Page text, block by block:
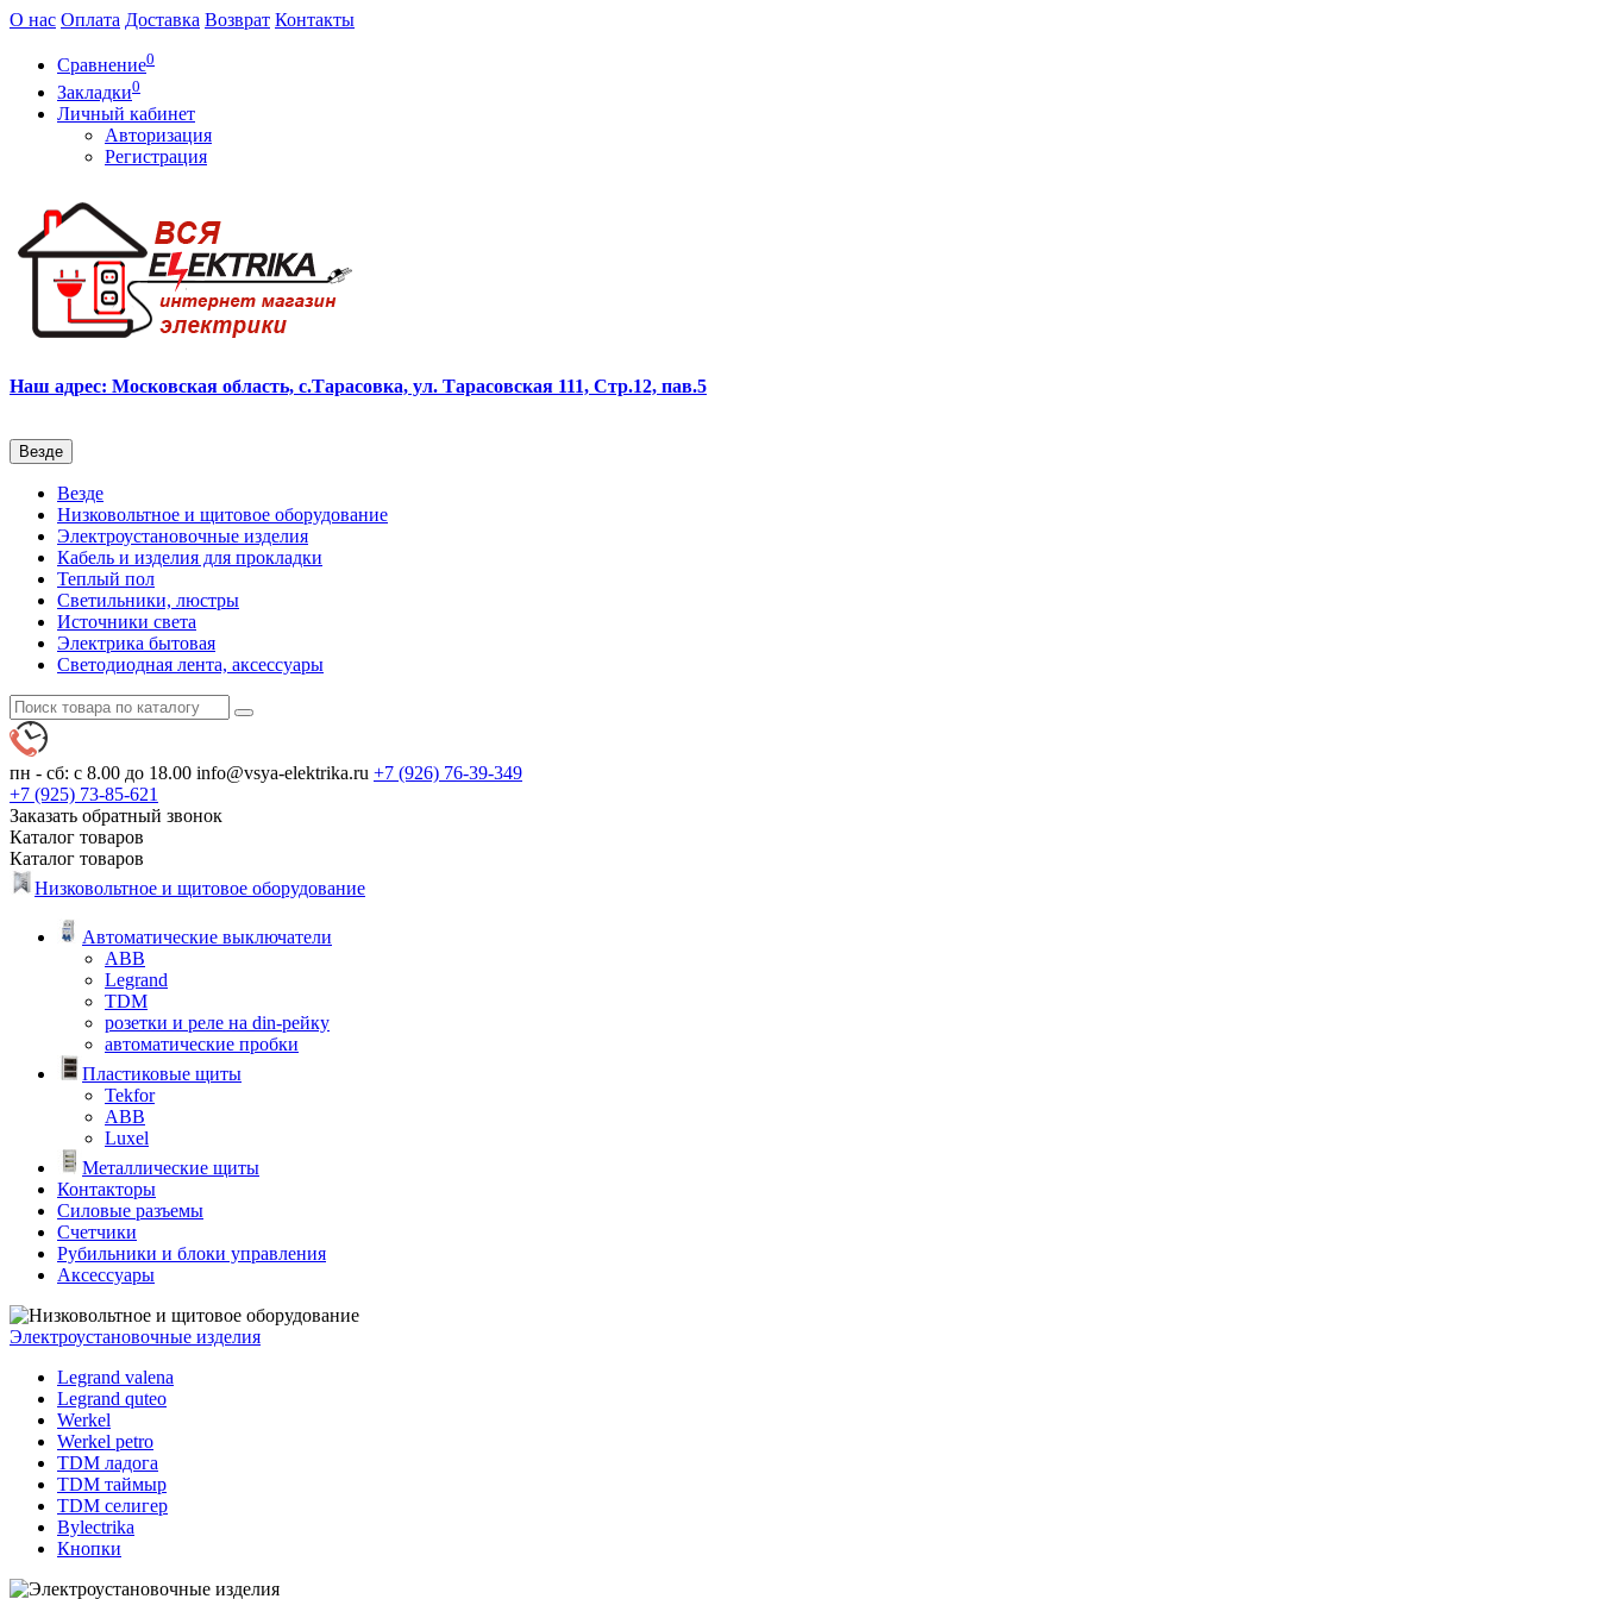
О нас Оплата Доставка Возврат Контакты
Сравнение0
Закладки0
Личный кабинет
Авторизация
Регистрация
Наш адрес: Московская область, с.Тарасовка, ул. Тарасовская 111, Стр.12, пав.5
Везде
Везде
Низковольтное и щитовое оборудование
Электроустановочные изделия
Кабель и изделия для прокладки
Теплый пол
Светильники, люстры
Источники света
Электрика бытовая
Светодиодная лента, аксессуары
пн - сб: с 8.00 до 18.00 info@vsya-elektrika.ru +7 (926) 76-39-349
+7 (925) 73-85-621
Заказать обратный звонок
Каталог товаров
Каталог товаров
Низковольтное и щитовое оборудование
Автоматические выключатели
ABB
Legrand
TDM
розетки и реле на din-рейку
автоматические пробки
Пластиковые щиты
Tekfor
ABB
Luxel
Металлические щиты
Контакторы
Силовые разъемы
Счетчики
Рубильники и блоки управления
Аксессуары
Электроустановочные изделия
Legrand valena
Legrand quteo
Werkel
Werkel petro
TDM ладога
TDM таймыр
TDM селигер
Bylectrika
Кнопки